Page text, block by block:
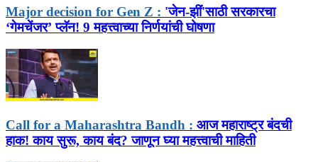
Major decision for Gen Z : 'जेन-झीं'साठी सरकारचा
‘गेमचेंजर’ प्लॅन! 9 महत्त्वाच्या निर्णयांची घोषणा
Call for a Maharashtra Bandh : आज महाराष्ट्र बंदची
हाक! काय सुरू, काय बंद? जाणून घ्या महत्त्वाची माहिती